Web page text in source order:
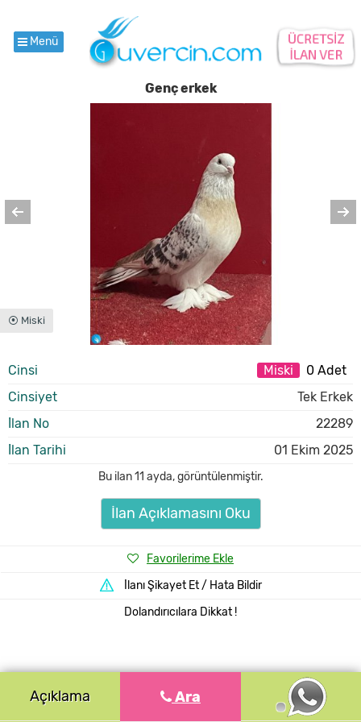
Menü
Genç erkek
⦿ Miski
Cinsi Miski
0 Adet
Cinsiyet
Tek Erkek
İlan No
22289
İlan Tarihi
01 Ekim 2025
Bu ilan11 ayda,görüntülenmiştir.
İlan Açıklamasını Oku
Favorilerime Ekle
İlanı Şikayet Et / Hata Bildir
Dolandırıcılara Dikkat !
Açıklama Ara